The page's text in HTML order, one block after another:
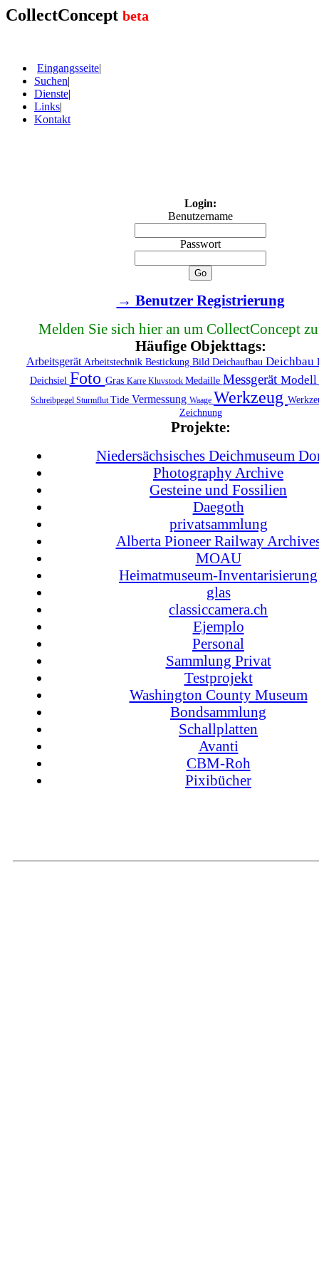
CollectConcept beta
Eingangsseite|
Suchen|
Dienste|
Links|
Kontakt
Login:
Benutzername
Passwort
→ Benutzer Registrierung
Melden Sie sich hier an um CollectConcept
Häufige Objekttags:
Arbeitsgerät Arbeitstechnik Bestickung Bild Deichaufbau Deichbau
Deichsiel Foto Gras Karre Kluvstock Medaille Messgerät Modell
Schreibpegel SturmflutTide Vermessung Waage Werkzeug
Zeichnung
Projekte:
Niedersächsisches Deichmuseum
Photography Archive
Gesteine und Fossilien
Daegoth
privatsammlung
Alberta Pioneer Railway
MOAU
Heimatmuseum-Inventarisierung
glas
classiccamera.ch
Ejemplo
Personal
Sammlung Privat
Testprojekt
Washington County Museum
Bondsammlung
Schallplatten
Avanti
CBM-Roh
Pixibücher